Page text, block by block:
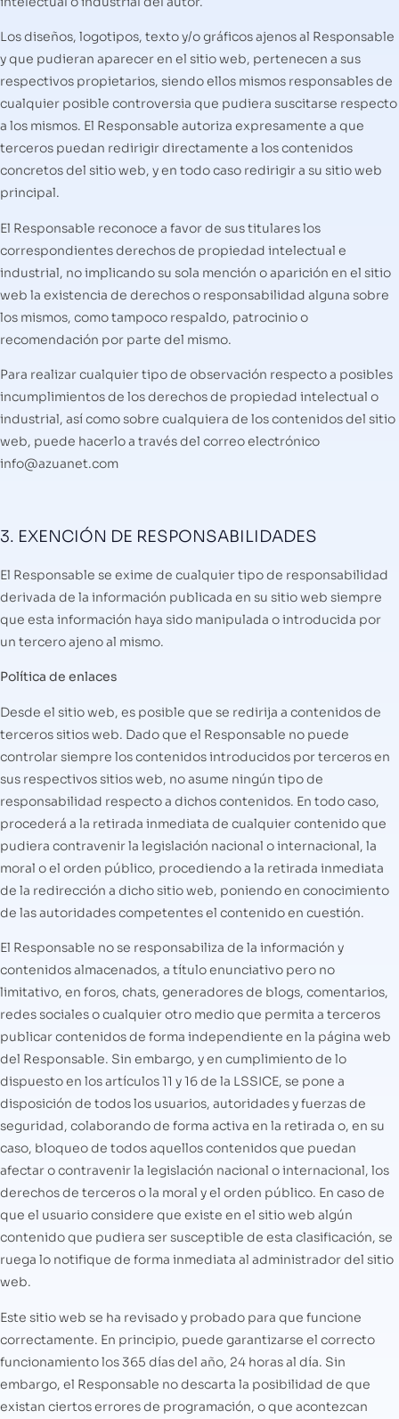
Los diseños, logotipos, texto y/o gráficos ajenos al Responsable
y que pudieran aparecer en el sitio web, pertenecen a sus
respectivos propietarios, siendo ellos mismos responsables de
cualquier posible controversia que pudiera suscitarse respecto
a los mismos. El Responsable autoriza expresamente a que
terceros puedan redirigir directamente a los contenidos
concretos del sitio web, y en todo caso redirigir a su sitio web
principal.
El Responsable reconoce a favor de sus titulares los
correspondientes derechos de propiedad intelectual e
industrial, no implicando su sola mención o aparición en el sitio
web la existencia de derechos o responsabilidad alguna sobre
los mismos, como tampoco respaldo, patrocinio o
recomendación por parte del mismo.
Para realizar cualquier tipo de observación respecto a posibles
incumplimientos de los derechos de propiedad intelectual o
industrial, así como sobre cualquiera de los contenidos del sitio
web, puede hacerlo a través del correo electrónico
info@azuanet.com
3. EXENCIÓN DE RESPONSABILIDADES
El Responsable se exime de cualquier tipo de responsabilidad
derivada de la información publicada en su sitio web siempre
que esta información haya sido manipulada o introducida por
un tercero ajeno al mismo.
Política de enlaces
Desde el sitio web, es posible que se redirija a contenidos de
terceros sitios web. Dado que el Responsable no puede
controlar siempre los contenidos introducidos por terceros en
sus respectivos sitios web, no asume ningún tipo de
responsabilidad respecto a dichos contenidos. En todo caso,
procederá a la retirada inmediata de cualquier contenido que
pudiera contravenir la legislación nacional o internacional, la
moral o el orden público, procediendo a la retirada inmediata
de la redirección a dicho sitio web, poniendo en conocimiento
de las autoridades competentes el contenido en cuestión.
El Responsable no se responsabiliza de la información y
contenidos almacenados, a título enunciativo pero no
limitativo, en foros, chats, generadores de blogs, comentarios,
redes sociales o cualquier otro medio que permita a terceros
publicar contenidos de forma independiente en la página web
del Responsable. Sin embargo, y en cumplimiento de lo
dispuesto en los artículos 11 y 16 de la LSSICE, se pone a
disposición de todos los usuarios, autoridades y fuerzas de
seguridad, colaborando de forma activa en la retirada o, en su
caso, bloqueo de todos aquellos contenidos que puedan
afectar o contravenir la legislación nacional o internacional, los
derechos de terceros o la moral y el orden público. En caso de
que el usuario considere que existe en el sitio web algún
contenido que pudiera ser susceptible de esta clasificación, se
ruega lo notifique de forma inmediata al administrador del sitio
web.
Este sitio web se ha revisado y probado para que funcione
correctamente. En principio, puede garantizarse el correcto
funcionamiento los 365 días del año, 24 horas al día. Sin
embargo, el Responsable no descarta la posibilidad de que
existan ciertos errores de programación, o que acontezcan